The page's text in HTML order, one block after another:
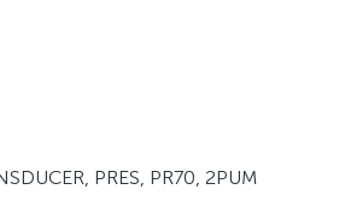
PRES, PR70, 2PUM